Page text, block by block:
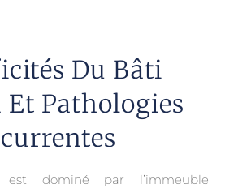
Du Bâti
Et Pathologies
dominé par l’immeuble